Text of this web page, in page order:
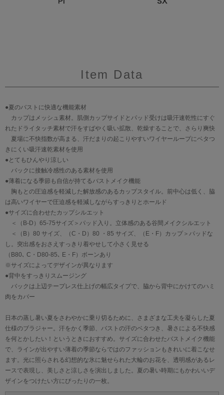
Item Data
●夏のバストに快適な機能素材
カップはメッシュ素材。肌側カップサイドとパッド受けは吸汗速乾性にすぐ
れたドライタッチ素材で汗をすばやく吸い拡散、乾燥することで、さらり爽快
夏場に不快指数が高まる、汗だまりの起こりやすいワイヤーループにベタつ
きにくい吸汗速乾素材を使用
●とてもひんやり涼しい
バックに接触冷感性のある素材を使用
●薄着になる季節も自信が持てるバストメイク機能
胸もとの圧迫感を軽減した解放感のあるカップスタイル。前中心は低く、脇
は高いワイヤーで圧迫感を軽減しながらすっきりとホールド
●サイズに合わせたカップシルエット
＜（B-D）65-75サイズ＞パッド入り。立体感のある谷間メイクシルエット
＜（B）80 サイズ、（C・D）80 ・85 サイズ、（E・F）カップ＞パッドな
し。突出感をおさえすっきり着やせして小さく見せる
（B80､ C・D80-85､ E・F）ボーンあり
※サイズによってデザインが異なります
●背中をすっきりスムージング
バックは上辺テープレス仕上げの幅広タイプで、脇から背中にかけてのハミ
肉をカバー
日本の蒸し暑い夏をさわやかに乗り切るために、さまざまな工夫を凝らした夏
仕様のブラジャー。汗をかく季節、バストの汗のベタつき、暑さによる不快感
を何とかしたい！というときにおすすめ。サイズに合わせたバストメイク機能
で、ラインが出やすい薄着の季節ならではのファッションもきれいに着こなせ
ます。光に照らされる幻想的な氷に魅せられた大輪のお花を、透明感があるレ
ースで表現し、美しさと涼しさを演出しました。夏の暑い時期にもかわいいデ
ザインをつけたい方にぴったりの一枚。